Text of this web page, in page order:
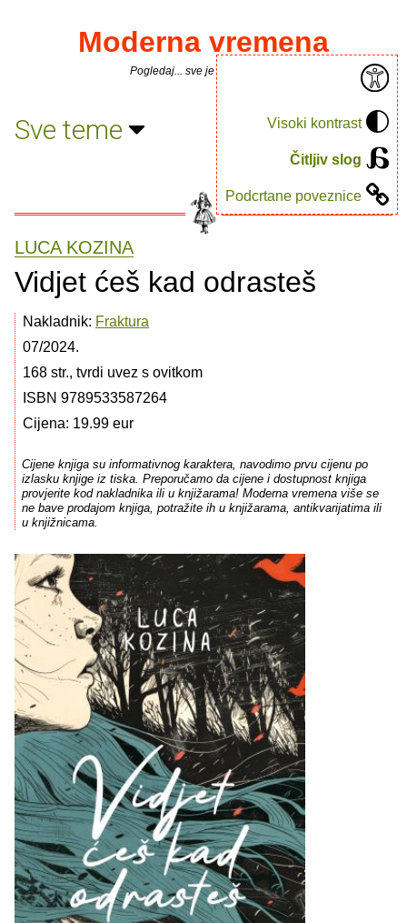
Visoki kontrast
Čitljiv slog
Podcrtane poveznice
Moderna vremena
Pogledaj... sve je puno knjiga.
Sve teme
LUCA KOZINA
Vidjet ćeš kad odrasteš
Nakladnik: Fraktura
07/2024.
168 str., tvrdi uvez s ovitkom
ISBN 9789533587264
Cijena: 19.99 eur
Cijene knjiga su informativnog karaktera, navodimo prvu cijenu po
izlasku knjige iz tiska. Preporučamo da cijene i dostupnost knjiga
provjerite kod nakladnika ili u knjižarama! Moderna vremena više se
ne bave prodajom knjiga, potražite ih u knjižarama, antikvarijatima ili
u knjižnicama.